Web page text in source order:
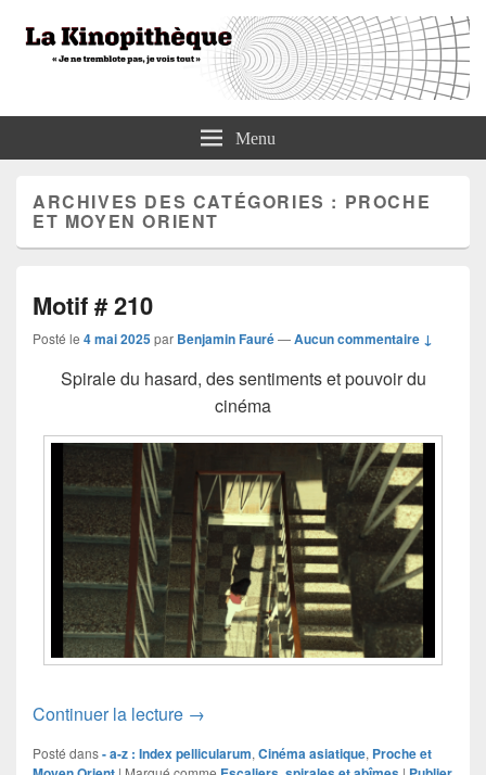
La KinopithèqueMenu
ARCHIVES DES CATÉGORIES : PROCHE
ET MOYEN ORIENT
Motif # 210
Posté le 4 mai 2025par Benjamin Fauré—Aucun commentaire ↓
Spirale du hasard, des sentiments et pouvoir du
cinéma
Continuer la lecture Motif # 210
→
Posté dans- a-z : Index pellicularum, Cinéma asiatique, Proche et